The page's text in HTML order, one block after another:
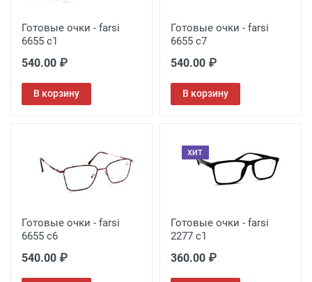
Готовые очки - farsi
6655 с1
540.00 ₽
В корзину
Готовые очки - farsi
6655 с7
540.00 ₽
В корзину
Готовые очки - farsi
6655 с6
540.00 ₽
ХИТ
Готовые очки - farsi
2277 c1
360.00 ₽